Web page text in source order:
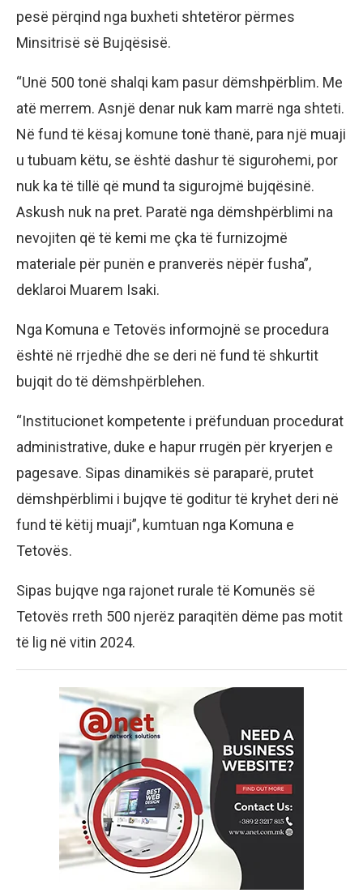
pesë përqind nga buxheti shtetëror përmes
Minsitrisë së Bujqësisë.
“Unë 500 tonë shalqi kam pasur dëmshpërblim. Me
atë merrem. Asnjë denar nuk kam marrë nga shteti.
Në fund të kësaj komune tonë thanë, para një muaji
u tubuam këtu, se është dashur të sigurohemi, por
nuk ka të tillë që mund ta sigurojmë bujqësinë.
Askush nuk na pret. Paratë nga dëmshpërblimi na
nevojiten që të kemi me çka të furnizojmë
materiale për punën e pranverës nëpër fusha”,
deklaroi Muarem Isaki.
Nga Komuna e Tetovës informojnë se procedura
është në rrjedhë dhe se deri në fund të shkurtit
bujqit do të dëmshpërblehen.
“Institucionet kompetente i prëfunduan procedurat
administrative, duke e hapur rrugën për kryerjen e
pagesave. Sipas dinamikës së paraparë, prutet
dëmshpërblimi i bujqve të goditur të kryhet deri në
fund të këtij muaji”, kumtuan nga Komuna e
Tetovës.
Sipas bujqve nga rajonet rurale të Komunës së
Tetovës rreth 500 njerëz paraqitën dëme pas motit
të lig në vitin 2024.